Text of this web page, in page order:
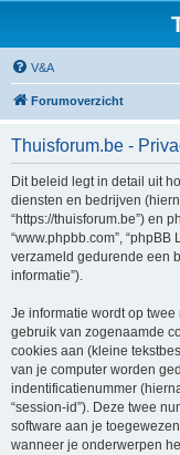
V&A
Forumoverzicht
Thuisforum.be -
Dit beleid legt in detail uit
diensten en bedrijven
“https://thuisforum.be”) en
“www.phpbb.com”,
verzameld gedurende een
informatie”).
Je informatie wordt op
gebruik van zogenaamde
cookies aan (kleine
van je computer worden
indentificatienummer
“session-id”). Deze twee
software aan je
wanneer je onderwerpen